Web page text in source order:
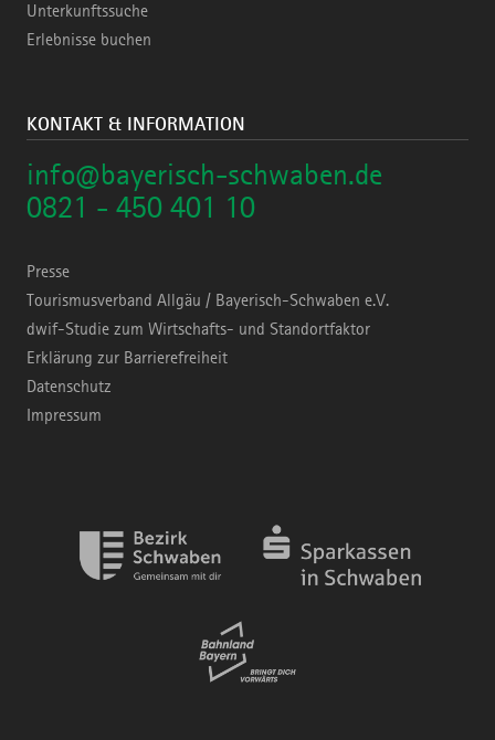
Unterkunftssuche
Erlebnisse buchen
KONTAKT & INFORMATION
info@bayerisch-schwaben.de
0821 - 450 401 10
Presse
Tourismusverband Allgäu / Bayerisch-Schwaben e.V.
dwif-Studie zum Wirtschafts- und Standortfaktor
Erklärung zur Barrierefreiheit
Datenschutz
Impressum